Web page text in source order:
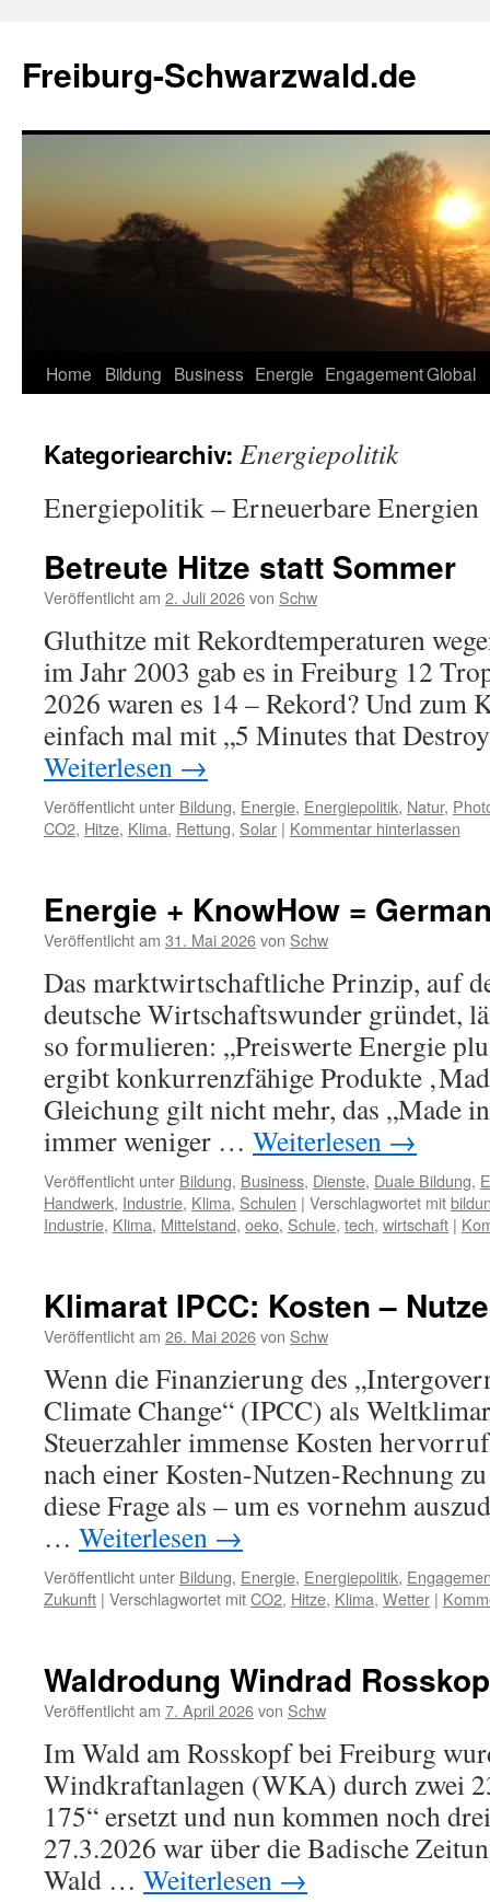
springen
Freiburg-Schwarzwald.de
Home Bildung Business Energie EngagementGlobal
Kategoriearchiv: Energiepolitik
Energiepolitik – Erneuerbare Energien
Betreute Hitze statt Sommer
Veröffentlicht am 2. Juli 2026von Schw
Gluthitze mit Rekordtemperaturen
im Jahr 2003 gab es in Freiburg 12
2026 waren es 14 – Rekord? Und zum
einfach mal mit „5 Minutes that
Weiterlesen →
Veröffentlicht unter Bildung, Energie, Energiepolitik, Natur,
CO2, Hitze, Klima, Rettung, Solar | Kommentar hinterlassen
Energie + KnowHow =
Veröffentlicht am 31. Mai 2026von Schw
Das marktwirtschaftliche Prinzip, auf
deutsche Wirtschaftswunder gründet,
so formulieren: „Preiswerte Energie
ergibt konkurrenzfähige Produkte
Gleichung gilt nicht mehr, das „Made
immer weniger … Weiterlesen →
Veröffentlicht unter Bildung, Business, Dienste, Duale Bildung,
Handwerk, Industrie, Klima, Schulen | Verschlagwortet mit
Industrie, Klima, Mittelstand, oeko, Schule, tech, wirtschaft |
Klimarat IPCC: Kosten –
Veröffentlicht am 26. Mai 2026von Schw
Wenn die Finanzierung des
Climate Change“ (IPCC) als
Steuerzahler immense Kosten
nach einer Kosten-Nutzen-Rechnung
diese Frage als – um es vornehm
… Weiterlesen →
Veröffentlicht unter Bildung, Energie, Energiepolitik,
Zukunft | Verschlagwortet mitCO2, Hitze, Klima, Wetter |
Waldrodung Windrad
Veröffentlicht am 7. April 2026von Schw
Im Wald am Rosskopf bei Freiburg
Windkraftanlagen (WKA) durch zwei
175“ ersetzt und nun kommen noch
27.3.2026 war über die Badische
Wald … Weiterlesen →